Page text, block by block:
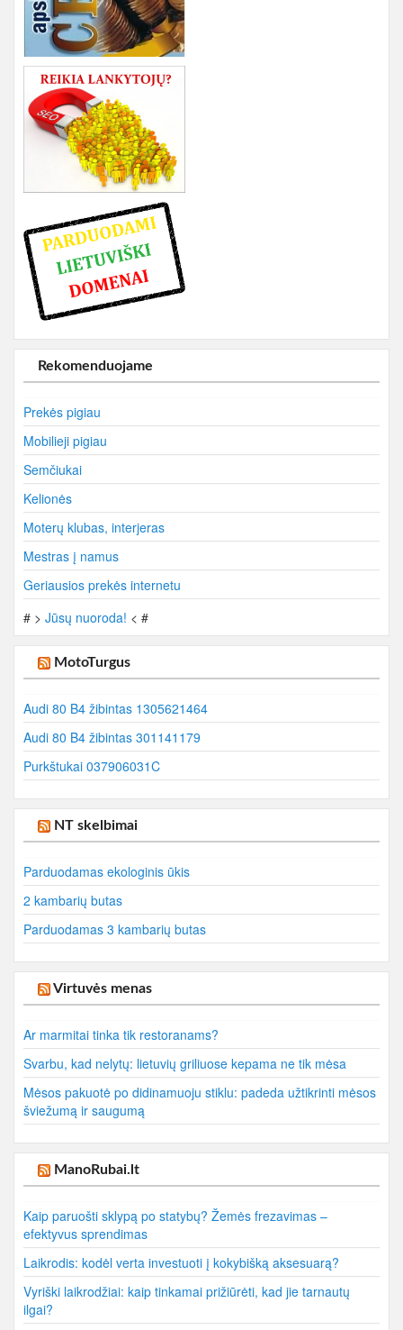
Rekomenduojame
Prekės pigiau
Mobilieji pigiau
Semčiukai
Kelionės
Moterų klubas, interjeras
Mestras į namus
Geriausios prekės internetu
# > Jūsų nuoroda! < #
MotoTurgus
Audi 80 B4 žibintas 1305621464
Audi 80 B4 žibintas 301141179
Purkštukai 037906031C
NT skelbimai
Parduodamas ekologinis ūkis
2 kambarių butas
Parduodamas 3 kambarių butas
Virtuvės menas
Ar marmitai tinka tik restoranams?
Svarbu, kad nelytų: lietuvių griliuose kepama ne tik mėsa
Mėsos pakuotė po didinamuoju stiklu: padeda užtikrinti mėsos
šviežumą ir saugumą
ManoRubai.lt
Kaip paruošti sklypą po statybų? Žemės frezavimas –
efektyvus sprendimas
Laikrodis: kodėl verta investuoti į kokybišką aksesuarą?
Vyriški laikrodžiai: kaip tinkamai prižiūrėti, kad jie tarnautų
ilgai?